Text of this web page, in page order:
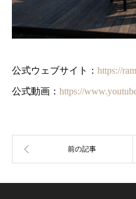
公式ウェブサイト： https://
公式動画： https://